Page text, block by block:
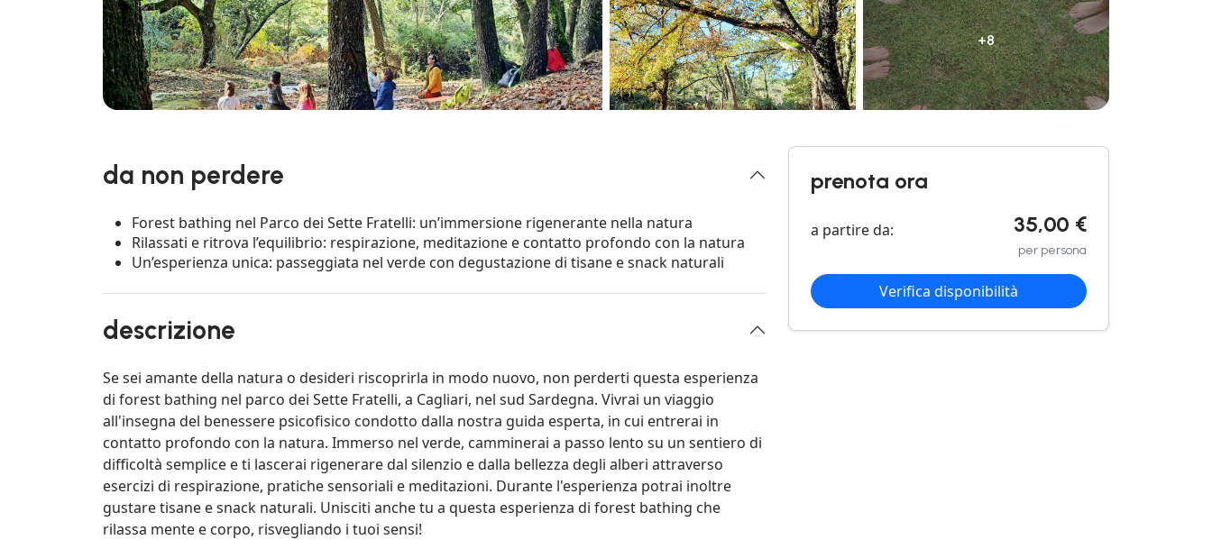
+8
da non perdere
Forest bathing nel Parco dei Sette Fratelli: un’immersione rigenerante nella natura
Rilassati e ritrova l’equilibrio: respirazione, meditazione e contatto profondo con la natura
Un’esperienza unica: passeggiata nel verde con degustazione di tisane e snack naturali
descrizione
Se sei amante della natura o desideri riscoprirla in modo nuovo, non perderti questa esperienza
di forest bathing nel parco dei Sette Fratelli, a Cagliari, nel sud Sardegna. Vivrai un viaggio
all'insegna del benessere psicofisico condotto dalla nostra guida esperta, in cui entrerai in
contatto profondo con la natura. Immerso nel verde, camminerai a passo lento su un sentiero di
difficoltà semplice e ti lascerai rigenerare dal silenzio e dalla bellezza degli alberi attraverso
esercizi di respirazione, pratiche sensoriali e meditazioni. Durante l'esperienza potrai inoltre
gustare tisane e snack naturali. Unisciti anche tu a questa esperienza di forest bathing che
rilassa mente e corpo, risvegliando i tuoi sensi!
prenota ora
a partire da: 35,00 €
per persona
Verifica disponibilità